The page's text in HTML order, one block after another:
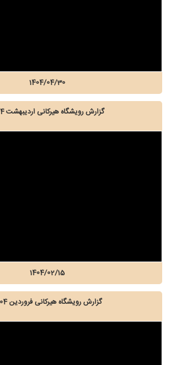
1404/04/30
گزارش رویشگاه هیرکانی اردیبهشت 1404
1404/02/15
گزارش رویشگاه هیرکانی فروردین 1404